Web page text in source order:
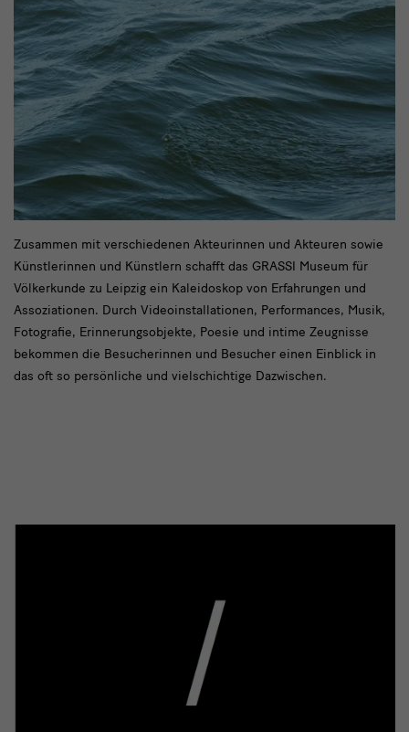
text
Zusammen mit verschiedenen Akteurinnen und Akteuren sowie
Künstlerinnen und Künstlern schafft das GRASSI Museum für
Völkerkunde zu Leipzig ein Kaleidoskop von Erfahrungen und
Assoziationen. Durch Videoinstallationen, Performances, Musik,
Fotografie, Erinnerungsobjekte, Poesie und intime Zeugnisse
bekommen die Besucherinnen und Besucher einen Einblick in
das oft so persönliche und vielschichtige Dazwischen.